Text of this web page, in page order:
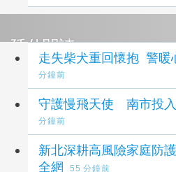
延伸閱讀
走失柴犬重回懷抱 警暖
分鐘前
守護慢飛天使 南市投
分鐘前
新北深耕高風險家庭防
全網
55 分鐘前